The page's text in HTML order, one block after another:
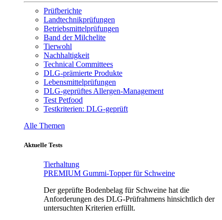
Prüfberichte
Landtechnikprüfungen
Betriebsmittelprüfungen
Band der Milchelite
Tierwohl
Nachhaltigkeit
Technical Committees
DLG-prämierte Produkte
Lebensmittelprüfungen
DLG-geprüftes Allergen-Management
Test Petfood
Testkriterien: DLG-geprüft
Alle Themen
Aktuelle Tests
Tierhaltung
PREMIUM Gummi-Topper für Schweine
Der geprüfte Bodenbelag für Schweine hat die
Anforderungen des DLG-Prüfrahmens hinsichtlich der
untersuchten Kriterien erfüllt.